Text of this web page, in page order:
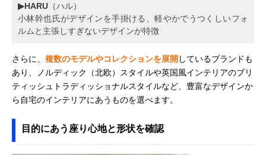
▶HARU （ハル）
小林幹也氏がデザインを手掛ける、軽やかでうつくしいフォ
ルムと主張しすぎないデザインが特徴
さらに、 複数のモデルやコレクションを展開 しているブランドも
あり、ノルディック（北欧）スタイルや英国風インテリアのブリ
ティッシュトラディッショナルスタイルなど、豊富なデザインか
ら自宅のインテリアにあうものを選べます。
目的にあう座り心地と形状を確認